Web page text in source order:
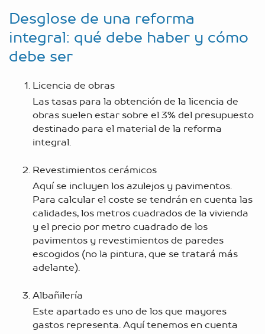
Desglose de una reforma
integral: qué debe haber y cómo
debe ser
Licencia de obras
Las tasas para la obtención de la licencia de
obras suelen estar sobre el 3% del presupuesto
destinado para el material de la reforma
integral.
Revestimientos cerámicos
Aquí se incluyen los azulejos y pavimentos.
Para calcular el coste se tendrán en cuenta las
calidades, los metros cuadrados de la vivienda
y el precio por metro cuadrado de los
pavimentos y revestimientos de paredes
escogidos (no la pintura, que se tratará más
adelante).
Albañilería
Este apartado es uno de los que mayores
gastos representa. Aquí tenemos en cuenta